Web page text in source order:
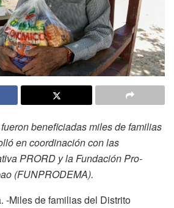
beneficiadas miles de familias
en coordinación con las
PRORD y la Fundación Pro-
(FUNPRODEMA).
-Miles de familias del Distrito